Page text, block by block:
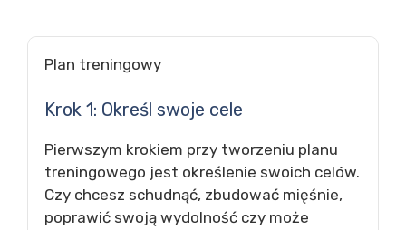
Plan treningowy
Krok 1: Określ swoje cele
Pierwszym krokiem przy tworzeniu planu
treningowego jest określenie swoich celów.
Czy chcesz schudnąć, zbudować mięśnie,
poprawić swoją wydolność czy może